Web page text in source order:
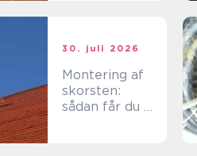
30. juli 2026
Montering af
skorsten:
sådan får du et